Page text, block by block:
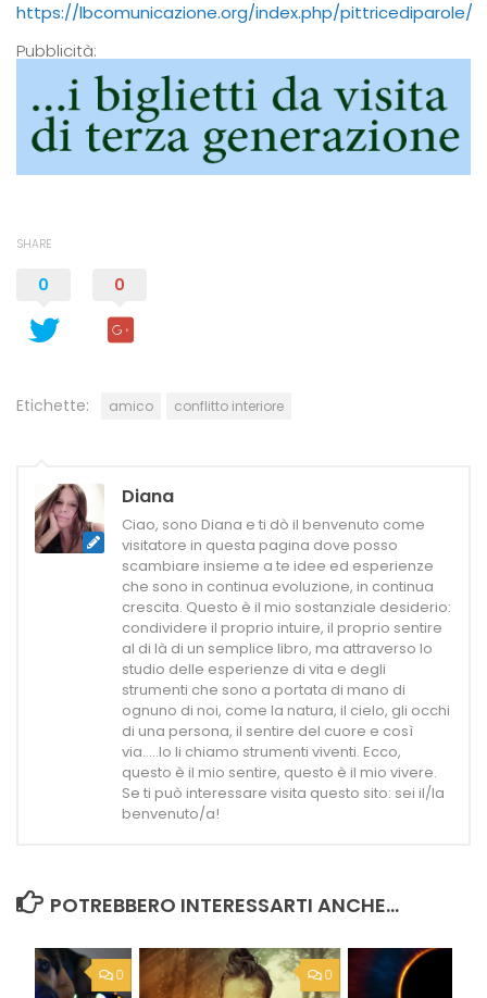
https://lbcomunicazione.org/index.php/pittricediparole/
Pubblicità:
SHARE
0 0
Etichette: amico conflitto interiore
Diana
Ciao, sono Diana e ti dò il benvenuto come
visitatore in questa pagina dove posso
scambiare insieme a te idee ed esperienze
che sono in continua evoluzione, in continua
crescita. Questo è il mio sostanziale desiderio:
condividere il proprio intuire, il proprio sentire
al di là di un semplice libro, ma attraverso lo
studio delle esperienze di vita e degli
strumenti che sono a portata di mano di
ognuno di noi, come la natura, il cielo, gli occhi
di una persona, il sentire del cuore e così
via.....Io li chiamo strumenti viventi. Ecco,
questo è il mio sentire, questo è il mio vivere.
Se ti può interessare visita questo sito: sei il/la
benvenuto/a!
POTREBBERO INTERESSARTI ANCHE...
0
0